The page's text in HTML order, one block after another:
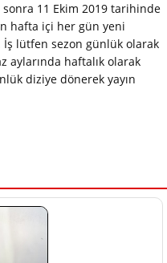
11 Ekim 2019 tarihinde
hafta içi her gün yeni
İş lütfen sezon günlük olarak
aylarında haftalık olarak
diziye dönerek yayın